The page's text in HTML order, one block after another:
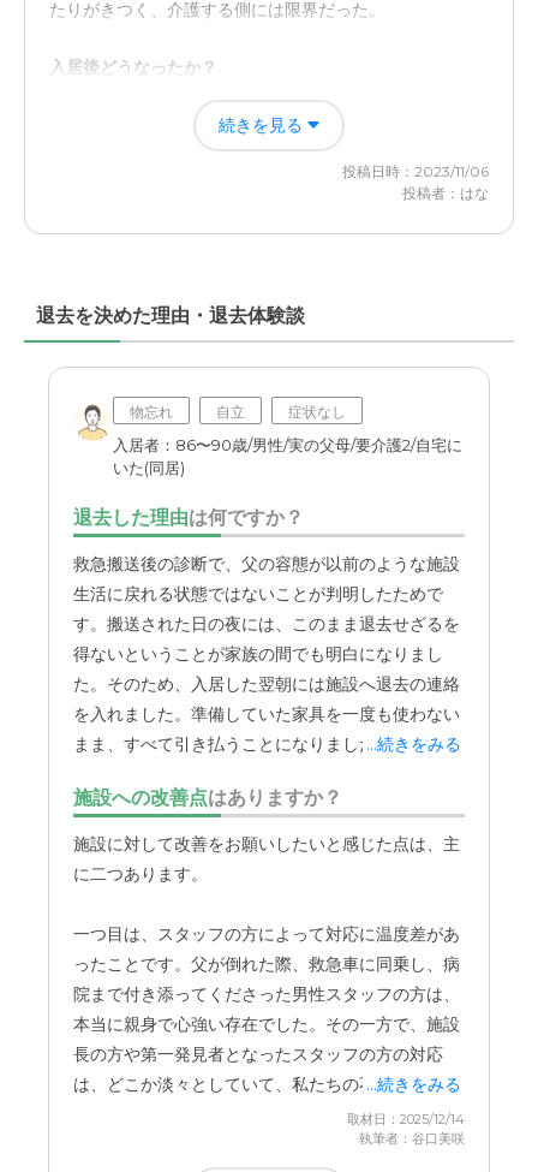
医療サービスはうけていないので、印象はない、介護サー
いる
近隣環境や交通アクセスについて
道路に面した便利な場所にあった、ただ駐車場が裏道にあ
って、そこへのアクセスにやや戸惑った
料金費用について
たりがきつく、介護する側には限界だった。
入居後どうなったか？
下の世話をしなくて済んだことと、本人にとっても、家族
からうるさく言われることがなくなったので、快適に生活
できるようになったと思う。
職員・スタッフ・他入居者の雰囲気について
丁寧で親切に対応される方と、そうでない方の差があった
外観・内装・居室・設備について
設備については、備え付けではなかったので、様々な家具
や家電製品を新調して用意する必要があった。
介護医療サービスについて
医療との連携が、もう少し密であったら良かったです。通
院などは、すべて家族が手配して連れて行かねばならない
ので。
近隣環境や交通アクセスについて
静かで閑静な場所ですが、ガレージなど、車を置く場所が
料金費用について
やはり、総合的に見ればなかなかの高額でした。ただ、現
状を何とかするためには、払わざるを得ない…という感じ
続きを見る
投稿日時：2023/11/06
投稿者：はな
退去を決めた理由・退去体験談
物忘れ 自立 症状なし
入居者：86〜90歳/男性/実の父母/要介護2/自宅に
いた(同居)
退去した理由は何ですか？
救急搬送後の診断で、父の容態が以前のような施設
生活に戻れる状態ではないことが判明したためで
す。搬送された日の夜には、このまま退去せざるを
得ないということが家族の間でも明白になりまし
た。そのため、入居した翌朝には施設へ退去の連絡
を入れました。準備していた家具を一度も使わない
まま、すべて引き払うことになりました。...続きをみる
施設への改善点はありますか？
施設に対して改善をお願いしたいと感じた点は、主
に二つあります。
一つ目は、スタッフの方によって対応に温度差があ
ったことです。父が倒れた際、救急車に同乗し、病
院まで付き添ってくださった男性スタッフの方は、
本当に親身で心強い存在でした。その一方で、施設
長の方や第一発見者となったスタッフの方の対応
は、どこか淡々としていて、私たちの不安な気持ち
に寄り添ってもらえているとは感じられませんでし
た。もちろん、お忙しい中で対応されていたことは
...続きをみる
取材日：2025/12/14
執筆者：谷口美咲